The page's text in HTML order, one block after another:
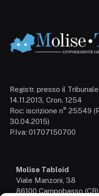
Registr. presso il
14.11.2013, Cron. 1254
Roc: iscrizione n° 25549
30.04.2015)
P.Iva: 01707150700
Molise Tabloid
Viale Manzoni, 38
86100 Campobasso (CB)